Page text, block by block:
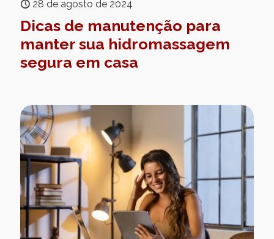
28 de agosto de 2024
Dicas de manutenção para
manter sua hidromassagem
segura em casa